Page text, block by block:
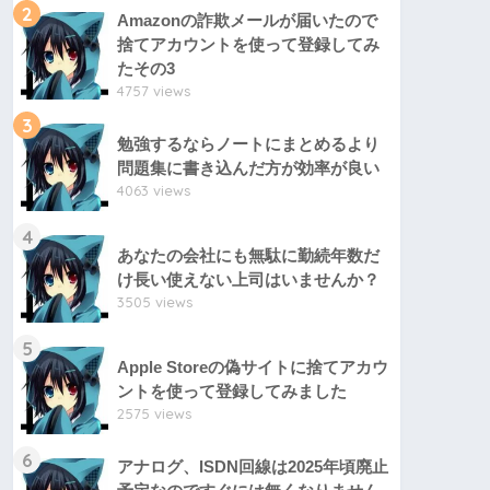
2
Amazonの詐欺メールが届いたので
捨てアカウントを使って登録してみ
たその3
4757 views
3
勉強するならノートにまとめるより
問題集に書き込んだ方が効率が良い
4063 views
4
あなたの会社にも無駄に勤続年数だ
け長い使えない上司はいませんか？
3505 views
5
Apple Storeの偽サイトに捨てアカウ
ントを使って登録してみました
2575 views
6
アナログ、ISDN回線は2025年頃廃止